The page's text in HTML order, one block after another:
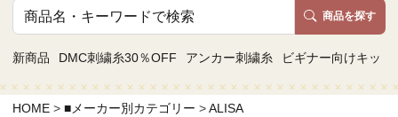
商品を探す
新商品 DMC刺繍糸30％OFF アンカー刺繍糸 ビギナー向けキット
商品一覧
カテゴリーから探す
HOME ■メーカー別カテゴリー
ALISA